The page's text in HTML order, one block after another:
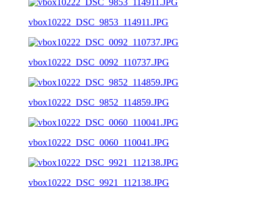
vbox10222_DSC_9853_114911.JPG
vbox10222_DSC_0092_110737.JPG
vbox10222_DSC_9852_114859.JPG
vbox10222_DSC_0060_110041.JPG
vbox10222_DSC_9921_112138.JPG